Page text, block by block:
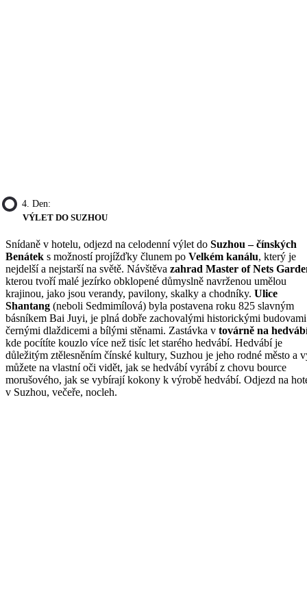
4. Den:
VÝLET DO SUZHOU
Snídaně v hotelu, odjezd na celodenní výlet do Suzhou – čínských
Benátek s možností projížďky člunem po Velkém kanálu, který je
nejdelší a nejstarší na světě. Návštěva zahrad Master of Nets
kterou tvoří malé jezírko obklopené důmyslně navrženou umělou
krajinou, jako jsou verandy, pavilony, skalky a chodníky. Ulice
Shantang (neboli Sedmimílová) byla postavena roku 825 slavným
básníkem Bai Juyi, je plná dobře zachovalými historickými
černými dlaždicemi a bílými stěnami. Zastávka v továrně na
kde pocítíte kouzlo více než tisíc let starého hedvábí. Hedvábí je
důležitým ztělesněním čínské kultury, Suzhou je jeho rodné město a
můžete na vlastní oči vidět, jak se hedvábí vyrábí z chovu bource
morušového, jak se vybírají kokony k výrobě hedvábí. Odjezd na
v Suzhou, večeře, nocleh.